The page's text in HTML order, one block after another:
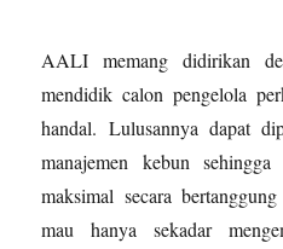
AALI memang didirikan
mendidik calon pengelola
handal. Lulusannya dapat
manajemen kebun
maksimal secara
mau hanya sekadar